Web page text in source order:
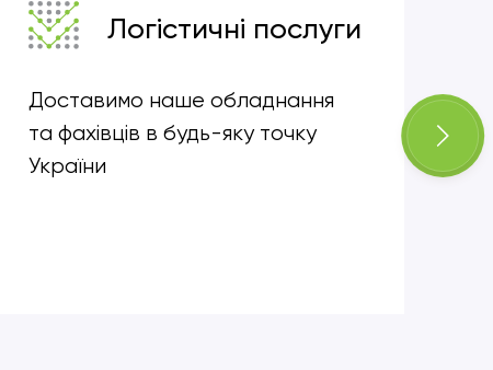
Логістичні послуги
Доставимо наше обладнання
та фахівців в будь-яку точку
України